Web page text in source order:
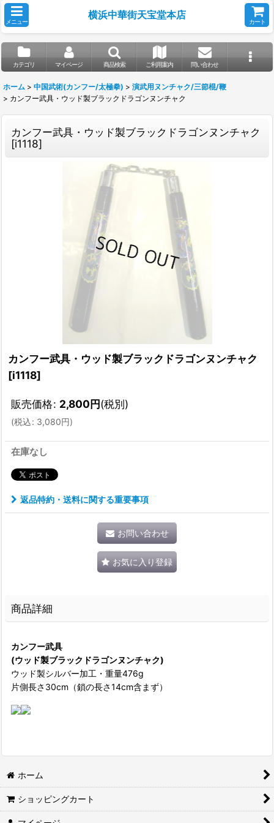
メニュー
横浜中華街天宝堂本店
カート
カテゴリ マイページ 商品検索 ご利用案内 問い合わせ
ホーム > 中国武術(カンフー/太極拳) > 演武用ヌンチャク/三節棍/鞭
> カンフー武具・ウッド製ブラックドラゴンヌンチャク
カンフー武具・ウッド製ブラックドラゴンヌンチャク
[i1118]
カンフー武具・ウッド製ブラックドラゴンヌンチャク
[i1118]
販売価格: 2,800円(税別)
(税込: 3,080円)
在庫なし
返品特約・送料に関する重要事項
お問い合わせ
お気に入り登録
商品詳細
カンフー武具
(ウッド製ブラックドラゴンヌンチャク)
ウッド製シルバー加工・重量476g
片側長さ30cm（鎖の長さ14cm含まず）
ホーム
ショッピングカート